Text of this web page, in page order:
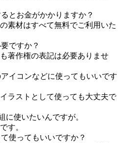
とお金がかかりますか？
素材はすべて無料でご利用いた
ですか？
著作権の表記は必要ありませ
イコンなどに使ってもいいです
ラストとして使っても大丈夫で
に使いたいんですが。
す。
使ってもいいですか？